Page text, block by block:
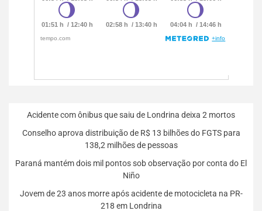
Acidente com ônibus que saiu de Londrina deixa 2 mortos
Conselho aprova distribuição de R$ 13 bilhões do FGTS para
138,2 milhões de pessoas
Paraná mantém dois mil pontos sob observação por conta do El
Niño
Jovem de 23 anos morre após acidente de motocicleta na PR-
218 em Londrina